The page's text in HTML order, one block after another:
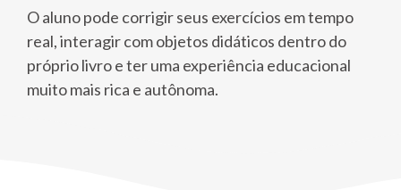
O aluno pode corrigir seus exercícios em tempo
real, interagir com objetos didáticos dentro do
próprio livro e ter uma experiência educacional
muito mais rica e autônoma.